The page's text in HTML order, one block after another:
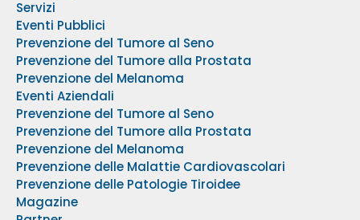
Servizi
Eventi Pubblici
Prevenzione del Tumore al Seno
Prevenzione del Tumore alla Prostata
Prevenzione del Melanoma
Eventi Aziendali
Prevenzione del Tumore al Seno
Prevenzione del Tumore alla Prostata
Prevenzione del Melanoma
Prevenzione delle Malattie Cardiovascolari
Prevenzione delle Patologie Tiroidee
Magazine